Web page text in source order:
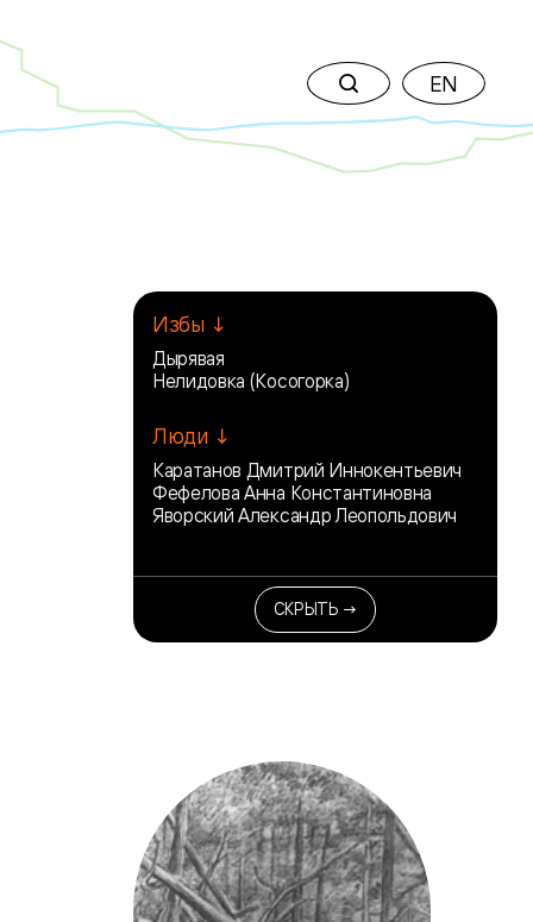
EN
Избы ↓
Дырявая
Нелидовка (Косогорка)
Люди ↓
Каратанов Дмитрий Иннокентьевич
Фефелова Анна Константиновна
Яворский Александр Леопольдович
СКРЫТЬ →